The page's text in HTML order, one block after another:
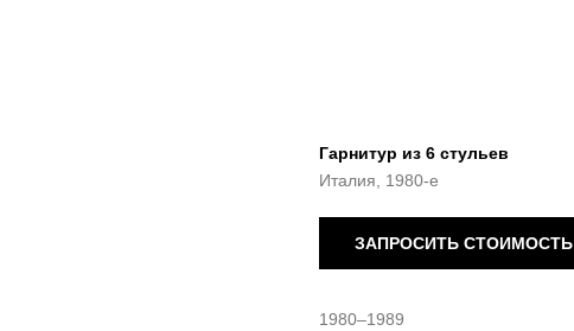
Гарнитур из 6 стульев
Италия, 1980-е
ЗАПРОСИТЬ СТОИМОСТЬ
1980–1989